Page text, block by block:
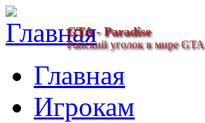
GTA - Paradise
Райский уголок в мире GTA
Главная
Игрокам